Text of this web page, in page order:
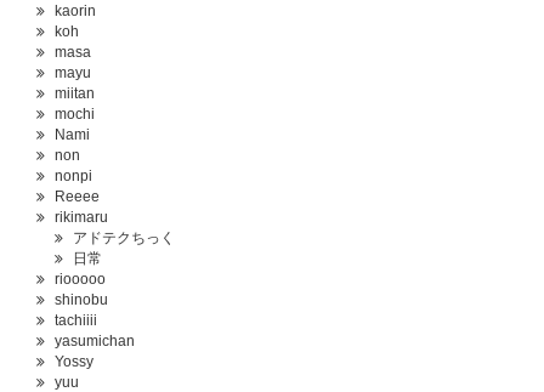
kaorin
koh
masa
mayu
miitan
mochi
Nami
non
nonpi
Reeee
rikimaru
アドテクちっく
日常
riooooo
shinobu
tachiiii
yasumichan
Yossy
yuu